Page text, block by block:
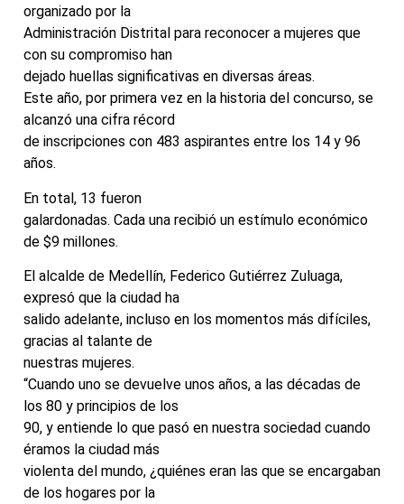
organizado por la
Administración Distrital para reconocer a mujeres que
con su compromiso han
dejado huellas significativas en diversas áreas.
Este año, por primera vez en la historia del concurso, se
alcanzó una cifra récord
de inscripciones con 483 aspirantes entre los 14 y 96
años.
En total, 13 fueron
galardonadas. Cada una recibió un estímulo económico
de $9 millones.
El alcalde de Medellín, Federico Gutiérrez Zuluaga,
expresó que la ciudad ha
salido adelante, incluso en los momentos más difíciles,
gracias al talante de
nuestras mujeres.
“Cuando uno se devuelve unos años, a las décadas de
los 80 y principios de los
90, y entiende lo que pasó en nuestra sociedad cuando
éramos la ciudad más
violenta del mundo, ¿quiénes eran las que se encargaban
de los hogares por la